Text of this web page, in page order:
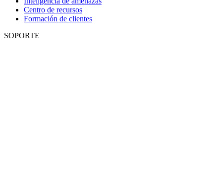
Centro de recursos
Formación de clientes
SOPORTE